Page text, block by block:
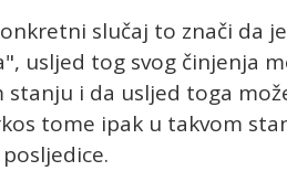
slučaj to znači da
usljed tog svog činjenja
stanju i da usljed toga
tome ipak u takvom